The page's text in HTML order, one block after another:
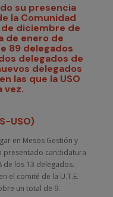
su presencia
la Comunidad
diciembre de
de enero de
89 delegados
delegados de
delegados
las que la USO
vez.
USO)
en Mesos Gestión y
presentado candidatura
de los 13 delegados.
el comité de la U.T.E.
un total de 9.